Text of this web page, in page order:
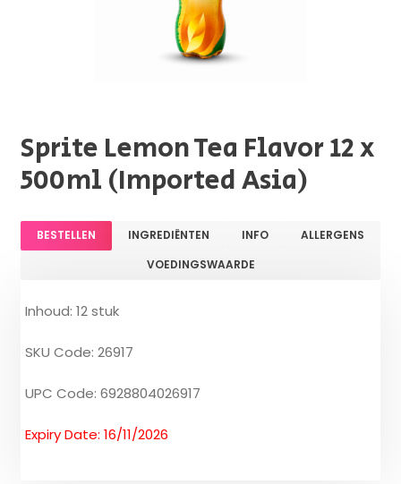
Sprite Lemon Tea Flavor 12 x
500ml (Imported Asia)
BESTELLEN INGREDIËNTEN INFO
ALLERGENS
VOEDINGSWAARDE
Inhoud: 12 stuk
SKU Code: 26917
UPC Code: 6928804026917
Expiry Date: 16/11/2026